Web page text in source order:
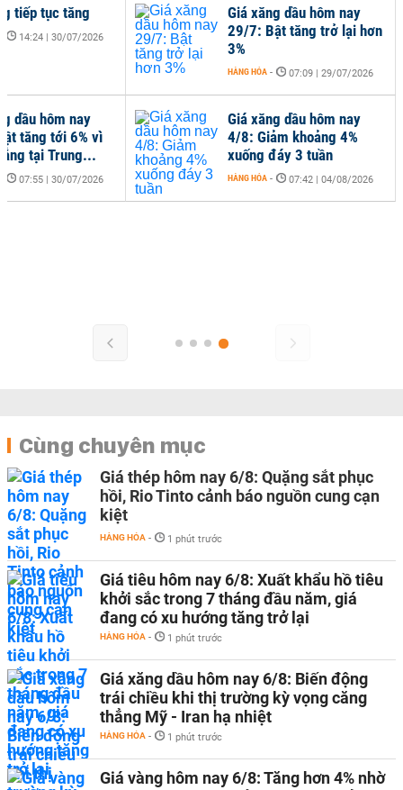
Giá xăng dầu hôm nay
4/8: Giảm khoảng 4%
xuống đáy 3 tuần
HÀNG HÓA - 07:42 | 04/08/2026
tiếp tục tăng
14:24 | 30/07/2026
dầu hôm nay
tăng tới 6% vì
tại Trung...
07:55 | 30/07/2026
Giá xăng dầu hôm nay
29/7: Bật tăng trở lại hơn
3%
HÀNG HÓA - 07:09 | 29/07/2026
Cùng chuyên mục
Giá thép hôm nay 6/8: Quặng sắt phục
hồi, Rio Tinto cảnh báo nguồn cung cạn
kiệt
HÀNG HÓA - 1 phút trước
Giá tiêu hôm nay 6/8: Xuất khẩu hồ tiêu
khởi sắc trong 7 tháng đầu năm, giá
đang có xu hướng tăng trở lại
HÀNG HÓA - 1 phút trước
Giá xăng dầu hôm nay 6/8: Biến động
trái chiều khi thị trường kỳ vọng căng
thẳng Mỹ - Iran hạ nhiệt
HÀNG HÓA - 1 phút trước
Giá vàng hôm nay 6/8: Tăng hơn 4% nhờ